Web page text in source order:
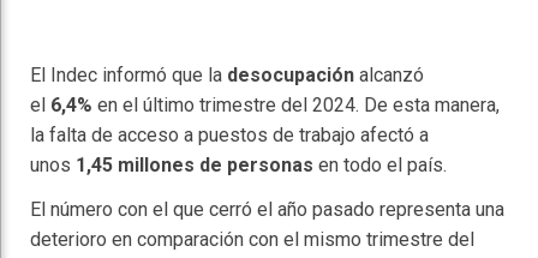
El Indec informó que la desocupación alcanzó
el 6,4% en el último trimestre del 2024. De esta manera,
la falta de acceso a puestos de trabajo afectó a
unos 1,45 millones de personas en todo el país.
El número con el que cerró el año pasado representa una
deterioro en comparación con el mismo trimestre del